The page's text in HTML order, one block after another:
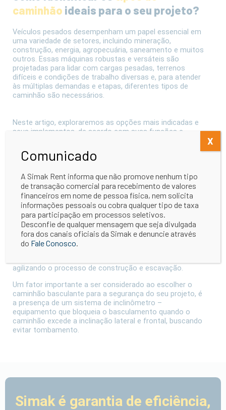
caminhão ideais para o seu projeto?
Veículos pesados desempenham um papel essencial em
uma variedade de setores, incluindo mineração,
construção, energia, agropecuária, saneamento e muitos
outros. Essas máquinas robustas e versáteis são
projetadas para lidar com cargas pesadas, terrenos
difíceis e condições de trabalho diversas e, para atender
às múltiplas demandas e etapas, diferentes tipos de
caminhão são necessários.
Neste artigo, exploraremos as opções mais indicadas e
seus implementos, de acordo com suas funções e
Caminhão Basculante
O caminhão basculante é um dos tipos mais comuns de
caminhões utilizados em projetos de construção,
mineração e saneamento. Sua característica distintiva é
a carroceria basculante, que permite o despejo rápido e
eficiente de materiais, como terra, areia, cascalho e
agilizando o processo de construção e escavação.
Um fator importante a ser considerado ao escolher o
caminhão basculante para a segurança do seu projeto, é
a presença de um sistema de inclinômetro –
equipamento que bloqueia o basculamento quando o
caminhão excede a inclinação lateral e frontal, buscando
evitar tombamento.
Simak é garantia de eficiência,
Comunicado
A Simak Rent informa que não promove nenhum tipo
de transação comercial para recebimento de valores
financeiros em nome de pessoa física, nem solicita
informações pessoais ou cobra qualquer tipo de taxa
para participação em processos seletivos.
Desconfie de qualquer mensagem que seja divulgada
fora dos canais oficiais da Simak e denuncie através
do Fale Conosco.
X